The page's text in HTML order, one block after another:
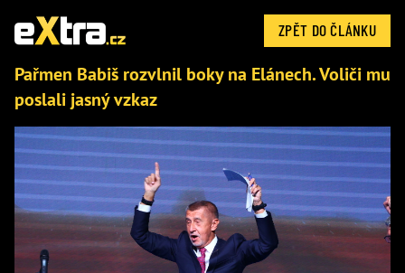
ZPĚT DO ČLÁNKU
Pařmen Babiš rozvlnil boky na Elánech. Voliči mu
poslali jasný vzkaz